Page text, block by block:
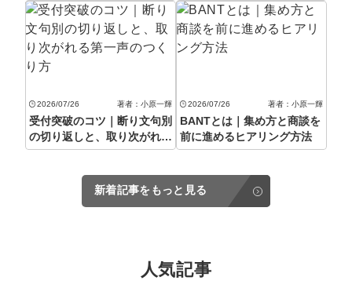
内部監査室長
募集要項一覧
手順を徹底解説【2026年最
新】
場・実績・選び方を徹底比較
2026/07/26 著者：小原一輝
受付突破のコツ｜断り文句別
の切り返しと、取り次がれる
第一声のつくり方
2026/07/26 著者：小原一輝
BANTとは｜集め方と商談を
前に進めるヒアリング方法
新着記事をもっと見る
人気記事